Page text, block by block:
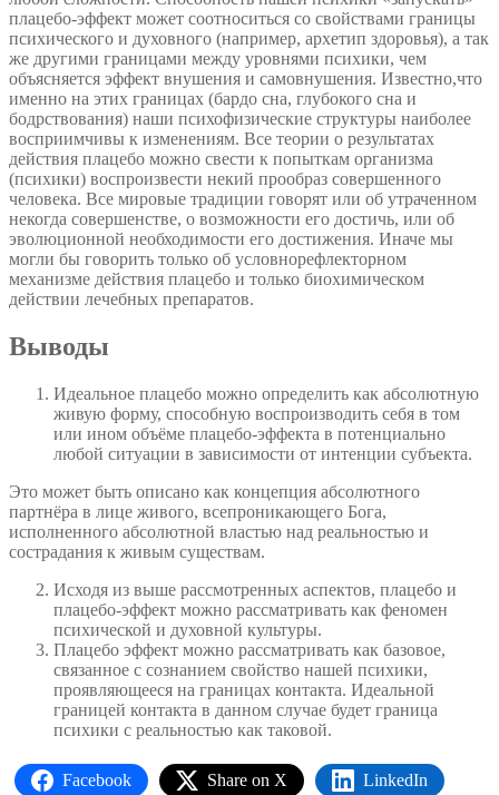
плацебо-эффект может соотноситься со свойствами границы
психического и духовного (например, архетип здоровья), а так
же другими границами между уровнями психики, чем
объясняется эффект внушения и самовнушения. Известно,что
именно на этих границах (бардо сна, глубокого сна и
бодрствования) наши психофизические структуры наиболее
восприимчивы к изменениям. Все теории о результатах
действия плацебо можно свести к попыткам организма
(психики) воспроизвести некий прообраз совершенного
человека. Все мировые традиции говорят или об утраченном
некогда совершенстве, о возможности его достичь, или об
эволюционной необходимости его достижения. Иначе мы
могли бы говорить только об условнорефлекторном
механизме действия плацебо и только биохимическом
действии лечебных препаратов.
Выводы
Идеальное плацебо можно определить как абсолютную
живую форму, способную воспроизводить себя в том
или ином объёме плацебо-эффекта в потенциально
любой ситуации в зависимости от интенции субъекта.
Это может быть описано как концепция абсолютного
партнёра в лице живого, всепроникающего Бога,
исполненного абсолютной властью над реальностью и
сострадания к живым существам.
Исходя из выше рассмотренных аспектов, плацебо и
плацебо-эффект можно рассматривать как феномен
психической и духовной культуры.
Плацебо эффект можно рассматривать как базовое,
связанное с сознанием свойство нашей психики,
проявляющееся на границах контакта. Идеальной
границей контакта в данном случае будет граница
психики с реальностью как таковой.
Facebook Share on X LinkedIn